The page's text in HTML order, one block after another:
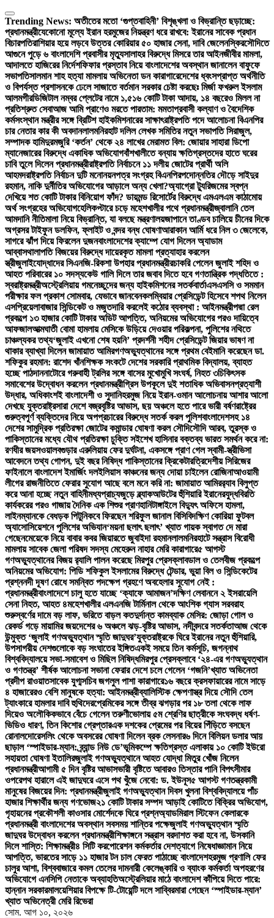
Skip
to
content
Trending News: অতীতের মতো ‘গুপ্তবাহিনী’ বিশৃঙ্খলা ও বিভ্রান্তি ছড়াচ্ছে:
প্রধানমন্ত্রীযেকোনো মূল্যে ইরান হরমুজের নিয়ন্ত্রণ ধরে রাখবে: ইরানের সাবেক প্রধান
বিচারপতিরাশিয়ার হয়ে লড়বে উত্তর কোরিয়ার ৫০ হাজার সেনা, দাবি জেলেনস্কিরসৌদিতে
আগুনে পুড়ে ৬ বাংলাদেশি প্রবাসীর মৃত্যুসালাহর বিরুদ্ধে মিসরে তার আইনজীবীর মামলা,
আদালতে হাজিরের নির্দেশফিফার প্রস্তাব নিয়ে বাংলাদেশের অবস্থান জানালেন বাফুফে
সভাপতিসালমান শাহ হত্যা মামলায় অভিনেতা ডন কারাগারেদেশের ধ্বংসপ্রাপ্ত অর্থনীতি
ও বিপর্যস্ত প্রশাসনকে ঢেলে সাজাতে বর্তমান সরকার চেষ্টা করছেঃ মির্জা ফখরুল ইসলাম
আলমগীরডিজিটাল নম্বর প্লেটের নামে ১,৫১৬ কোটি টাকা আদায়, ১৪ বছরেও মিলল না
প্রতিশ্রুত সেবাআজ আমি প্রাণেও মরতে পারতাম: মমতাপ্রবাসী কল্যাণ ও বৈদেশিক
কর্মসংস্থান মন্ত্রীর সঙ্গে ব্রিটিশ হাইকমিশনারের সাক্ষাৎরাষ্ট্রপতি পদে আলোচনা বিএনপির
চার নেতার কার কী অবদানলালমনিরহাট দলিল লেখক সমিতির নতুন সভাপতি সিরাজুল,
সম্পাদক হামিদুরমজুরি ‘কর্তন’ থেকে ২৪ লাখের মেরামত বিল: জোয়ার সাহারা ডিপো
ম্যানেজারের বিরুদ্ধে একাধিক অভিযোগবাঁশখালীতে বন্যায় ক্ষতিগ্রস্তদের হাতে ঘরের
চাবি তুলে দিলেন প্রধানমন্ত্রীরাষ্ট্রপতি নির্বাচনে ১১ দলীয় জোটের প্রার্থী অলি
আহমদরাষ্ট্রপতি নির্বাচন দুটি মনোনয়নপত্র সংগ্রহ বিএনপিরপদোন্নতির দৌড়ে সাইদুর
রহমান, নাকি দুর্নীতির অভিযোগের আড়ালে অন্য খেলা?অ্যাগ্রো ট্যুরিজমের স্বপ্ন
দেখিয়ে শত কোটি টাকার বিনিয়োগ ফাঁদ? ডায়মন্ড রিসোর্টের বিরুদ্ধে এমএলএম কাঠামোয়
অর্থ সংগ্রহের অভিযোগহেলিকপ্টারে চড়ে মহেশখালীর পথে প্রধানমন্ত্রীজ্বালানি তেল
আমদানি নীতিমালা নিয়ে বিভ্রান্তি, যা বলছে মন্ত্রণালয়জাপানে তাণ্ডব চালিয়ে চীনের দিকে
অগ্রসর টাইফুন ডলফিন, ফ্লাইট ও বন্দর বন্ধ ঘোষণাআরাকান আর্মি ধরে নিল ৩ জেলেকে,
সাগরে ঝাঁপ দিয়ে ফিরলেন দুজনবাংলাদেশের ক্যাম্পে যোগ দিলেন অ্যাডাম
আব্বাসথালাপতি বিজয়ের বিরুদ্ধে দায়েরকৃত মামলা প্রত্যাহার করলেন
স্ত্রীজুলাইযোদ্ধাদের সিএনজি-রিকশা উপহার প্রধানমন্ত্রীরচাকরি পেলেন জুলাই শহিদ ও
আহত পরিবারের ১০ সদস্যকেউ গালি দিলে তার জবাব দিতে হবে গণতান্ত্রিক পদ্ধতিতে :
স্বরাষ্ট্রমন্ত্রীঅস্ট্রেলিয়ায় গমনেচ্ছুদের জন্য হাইকমিশনের সতর্কবার্তাএসএসসি ও সমমান
পরীক্ষার ফল প্রকাশ সোমবার, যেভাবে জানবেনকলম্বিয়ার প্রেসিডেন্ট হিসেবে শপথ নিলেন
এসপ্রিয়েলাবাজার সিন্ডিকেট ও মজুতদারি করলেই কঠোর ব্যবস্থা : আইনমন্ত্রীপদ্মা রেল
প্রকল্পে ১৩ হাজার কোটি টাকার অডিট আপত্তি, অনিয়মের অভিযোগের পরও দায়িত্বে
আফজালআত্মঘাতী বোমা হামলায় মেসিকে উড়িয়ে দেওয়ার পরিকল্পনা, পুলিশের নথিতে
চাঞ্চল্যকর তথ্য‘জুলাই এখনো শেষ হয়নি’ প্রদর্শনী শহীদ প্রেসিডেন্ট জিয়ার ভাষণ না
থাকার ব্যাখ্যা দিলেন জামায়াত আমিরগণঅভ্যুত্থানের সঙ্গে প্রথম বেইমানি করেছেন ডা.
শফিকুর রহমান: রাশেদ খাঁনশিক্ষক সংকটে দেশের সরকারি প্রাথমিক বিদ্যালয়, ব্যাহত
হচ্ছে পাঠদাননাটোরে গরুবাহী ট্রলির সঙ্গে বাসের মুখোমুখি সংঘর্ষ, নিহত ৩চিকিৎসক
সমাবেশের উদ্বোধন করলেন প্রধানমন্ত্রীগ্রিস উপকূলে দুই শতাধিক অভিবাসনপ্রত্যাশী
উদ্ধার, অধিকাংশই বাংলাদেশী ও সুদানিহরমুজ নিয়ে ইরান-ওমান আলোচনায় আশার আলো
দেখছে যুক্তরাষ্ট্রসারা দেশে বজ্রবৃষ্টির আভাস, ছয় অঞ্চলে হতে পারে ভারী বর্ষণরাষ্ট্রের
গুরুত্বপূর্ণ ব্যক্তিদের নিয়ে অপপ্রচারের বিরুদ্ধে সতর্ক করল পুলিশবাংলাদেশসহ ১৪
দেশের সামুদ্রিক প্রতিরক্ষা জোটের কমান্ডার ঘোষণা করল সৌদিসৌদি আরব, তুরস্ক ও
পাকিস্তানের মধ্যে যৌথ প্রতিরক্ষা চুক্তি সইশেখ হাসিনার বক্তব্য ভারত সমর্থন করে না:
রণধীর জয়সওয়ালবগুড়ার এরুলিয়ায় ফের দুর্ঘটনা, একসঙ্গে প্রাণ গেল স্বামী-স্ত্রীভিসা
আবেদনে তথ্য গোপন, দুই বছর নিষিদ্ধ পাকিস্তানের ক্রিকেটারত্রিদেশীয় সিরিজের
ফাইনালে বাংলাদেশ ইমার্জিং দলইলিয়াস কাঞ্চনের জন্য দোয়া চাইলেন রোজিনাআওয়ামী
লীগের রাজনীতিতে ফেরার সুযোগ আছে বলে মনে করি না: জামায়াত আমিরর‍্যাব বিলুপ্ত
করে আনা হচ্ছে নতুন বাহিনীমধ্যপ্রাচ্যজুড়ে ব্ল্যাকআউটের হুঁশিয়ারি ইরানেরযুদ্ধবিরতি
কার্যকরের পরও গাজায় দৈনিক এক শিশুর প্রাণহানিটাঙ্গাইলে বিদ্যুৎ অফিসে হামলা,
লাইনম্যানকে বেধড়ক পিটুনিকবে ফিরছেন শরিফুল জানাল বিসিবিদক্ষিণ কোরিয়া ফুটবল
অ্যাসোসিয়েশনে পুলিশের অভিযান‘ময়না ছলাৎ ছলাৎ’ খ্যাত গায়ক স্বাগত দে মারা
গেছেনমেয়েকে নিয়ে বাবার কবর জিয়ারতে জুবাইদা রহমানলালমনিরহাটে সন্ত্রাস বিরোধী
মামলায় সাবেক জেলা পরিষদ সদস্য মেহেরুন নাহার মেরি কারাগারে৫ আগস্ট
গণঅভ্যুত্থানের বিজয় র‍্যালি পালন করেছে মিরপুর প্রেসক্লাবডাল ও তেলবীজ প্রকল্পে
অনিয়মের অভিযোগ: পিডি শফিকুল ইসলামের বিরুদ্ধে টেন্ডার, ভুয়া বিল ও সিন্ডিকেটের
প্রশ্ননদী দূষণ রোধে সমন্বিত পদক্ষেপ গ্রহণে অবহেলার সুযোগ নেই :
প্রধানমন্ত্রীবাংলাদেশে চালু হতে যাচ্ছে ‘ক্যাফে আমাজন’দক্ষিণ লেবাননে ২ ইসরায়েলি
সেনা নিহত, আহত ৪মহেশখালীর এলএনজি টার্মিনাল থেকে আংশিক গ্যাস সরবরাহ
শুরুস্বর্ণের দামে বড় লাফ, ভরিতে বাড়ল কতদুর্দান্ত কামব্যাক মেসির: জোড়া গোল ও
রেকর্ড গড়ে মায়ামির জয়দেশের ৬ অঞ্চলে ঝড়-বৃষ্টির আভাস, নদীবন্দরে সতর্কতাআজ থেকে
উন্মুক্ত ‘জুলাই গণঅভ্যুত্থান স্মৃতি জাদুঘর’যুক্তরাষ্ট্রকে ঘিরে ইরানের নতুন হুঁশিয়ারি,
উপসাগরীয় দেশগুলোকে বড় সংঘাতের ইঙ্গিতএকই সময়ে তিন কর্মসূচি, জগন্নাথ
বিশ্ববিদ্যালয়ে সভা-সমাবেশ ও মিছিল নিষিদ্ধমিরপুর প্রেসক্লাবে ‘২৪-এর গণঅভ্যুত্থান
ও গণতন্ত্র’ শীর্ষক আলোচনা সভানা ফেরার দেশে চলে গেলেন ‘গজনি’খ্যাত অভিনেতা
প্রদীপ রাওয়াতসাবেক যুগ্মসচিব জগলুল পাশা কারাগারে১৬ বছরে ক্রসফায়ারের নামে সাড়ে
৪ হাজারেরও বেশি মানুষকে হত্যা: আইনমন্ত্রীব্যালিস্টিক ক্ষেপণাস্ত্র দিয়ে সৌদি তেল
ট্যাংকারে হামলার দাবি হুথিদেরপ্রেমিকের সঙ্গে তীব্র ঝগড়ার পর ১৮ তলা থেকে লাফ
দিয়েও অলৌকিকভাবে বেঁচে গেলেন তরুণীভোলায় ৫ম শ্রেণির ছাত্রীকে সংঘবদ্ধ ধর্ষণ-
ভিডিও ধারণ, তিন কিশোর গ্রেপ্তারএক দশকের প্রেমের পর বিয়ের পিঁড়িতে বসছেন
রোনালদোরেসলিং থেকে অবসরের ঘোষণা দিলেন ব্রক লেসনার৬ দিনে বিলিয়ন ডলার আয়
ছাড়াল ‘স্পাইডার-ম্যান: ব্র্যান্ড নিউ ডে’ভূমিকম্পে ক্ষতিগ্রস্ত এলাকায় ১০ কোটি ইউরো
সহায়তা ঘোষণা ইতালিরজুলাই গণঅভ্যুত্থানে আহত যোদ্ধা মিতুর খোঁজ নিলেন
প্রধানমন্ত্রীআগামী ৫ দিন বৃষ্টির আভাসভারী বৃষ্টিতে আবারও তিস্তার পানি বিপৎসীমার
ওপরেপথ হারালে এই জাদুঘরে এসে পথ খুঁজে নেবো: ড. ইউনূস৫ আগস্ট গণতন্ত্রকামী
মানুষের বিজয়ের দিন: প্রধানমন্ত্রীজুলাই গণঅভ্যুত্থান দিবস খুলনা বিশ্ববিদ্যালয়ে পাঁচ
হাজার শিক্ষার্থীর জন্য গণভোজ২১ কোটি টাকার সম্পদ আড়াই কোটিতে বিক্রির অভিযোগ,
গৃহায়নের প্রকৌশলী কাওসার মোর্শেদকে ঘিরে প্রশ্নঅ্যাডমিরাল স্টিফেন কেলারকে
প্রধানমন্ত্রী বাংলাদেশের অবস্থান সবসময় শান্তির পক্ষেজুলাই গণঅভ্যুত্থান স্মৃতি
জাদুঘর উদ্বোধন করলেন প্রধানমন্ত্রীশিক্ষাঙ্গনে সন্ত্রাস বরদাশত করা হবে না, উসকানি
দিলে শাস্তি: শিক্ষামন্ত্রী৪ সিটি করপোরেশন কর্মকর্তার দেশত্যাগে নিষেধাজ্ঞামান নিয়ে
আপত্তি, ভারতের সাড়ে ১১ হাজার টন চাল ফেরত পাঠাচ্ছে বাংলাদেশহরমুজ প্রণালি ফের
চালুর আশা, বিশ্ববাজারে কমল তেলের দামনারী কেলেঙ্কারি ও ব্যাংক কর্মকর্তা অপহরণের
অভিযোগে এনসিপি নেতাকে অব্যাহতিঅস্ট্রেলিয়ার মাঠে বাংলাদেশ কাঁপিয়ে দিতে পারে:
হান্নান সরকারমালয়েশিয়ার বিপক্ষে টি-টোয়েন্টি দলে সাব্বিরমারা গেছেন ‘স্পাইডার-ম্যান’
খ্যাত অভিনেত্রী মেরি রিভেরা
সোম. আগ ১০, ২০২৬